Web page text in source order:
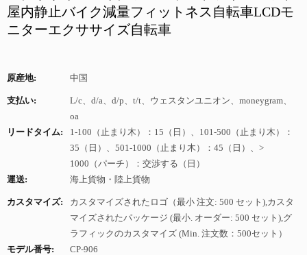
屋内静止バイク減量フィットネス自転車LCDモ
ニターエクササイズ自転車
原産地: 中国
支払い:
L/c、d/a、d/p、t/t、ウェスタンユニオン、moneygram、
oa
リードタイム:
1-100（止まり木）：15（日）、101-500（止まり木）：
35（日）、501-1000（止まり木）：45（日）、>
1000（パーチ）：交渉する（日）
運送:
海上貨物・陸上貨物
カスタマイズ:
カスタマイズされたロゴ（最小 注文: 500 セット),カスタ
マイズされたパッケージ (最小. オーダー: 500 セット),グ
ラフィックのカスタマイズ (Min. 注文数：500セット）
モデル番号:
CP-906